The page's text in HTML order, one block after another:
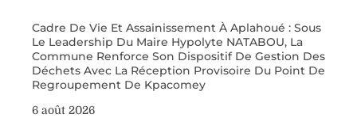
Cadre De Vie Et Assainissement À Aplahoué : Sous
Le Leadership Du Maire Hypolyte NATABOU, La
Commune Renforce Son Dispositif De Gestion Des
Déchets Avec La Réception Provisoire Du Point De
Regroupement De Kpacomey
6 août 2026